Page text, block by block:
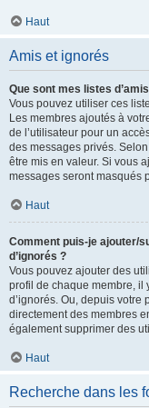
Haut
Amis et ignorés
Que sont mes listes
Vous pouvez utiliser ces
Les membres ajoutés à
de l’utilisateur pour un
des messages privés.
être mis en valeur. Si vous
messages seront masqués
Haut
Comment puis-je ajouter/
d’ignorés ?
Vous pouvez ajouter des
profil de chaque membre, il
d’ignorés. Ou, depuis votre
directement des membres
également supprimer des
Haut
Recherche dans les